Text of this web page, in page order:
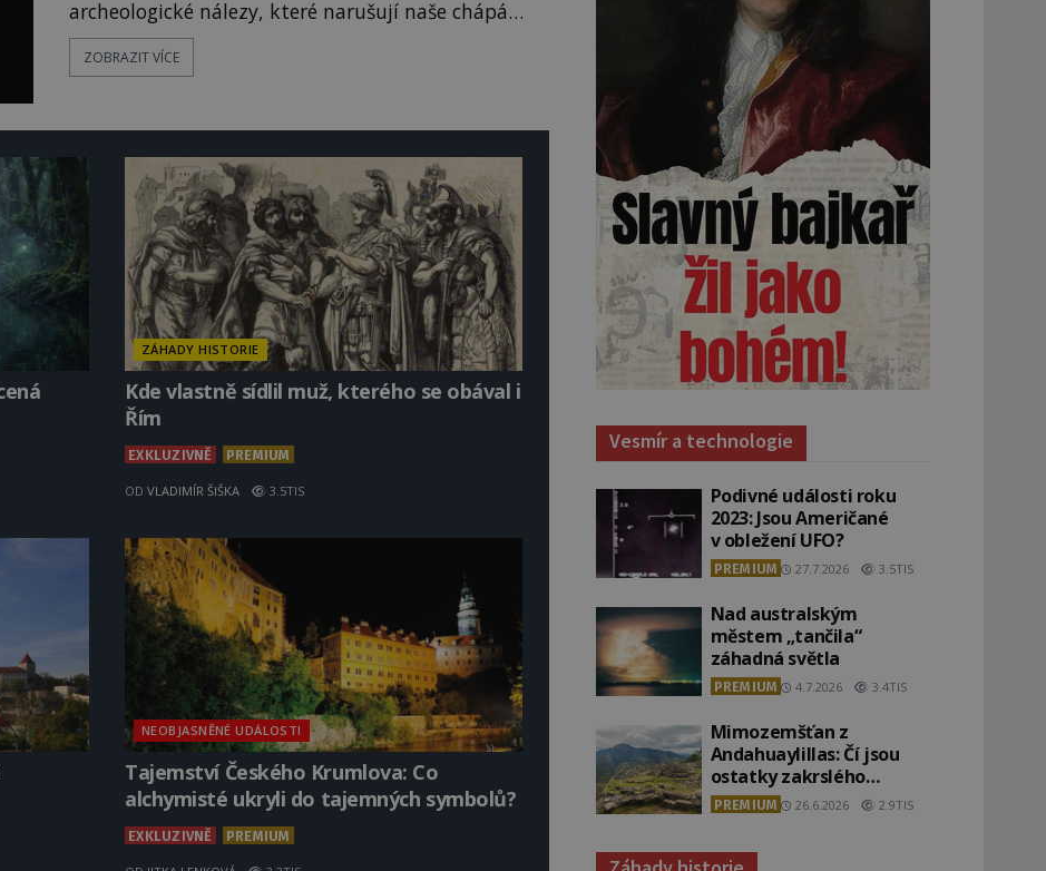
archeologické nálezy, které narušují naše chápání
minulosti. V Londýně se lovci duchů vydávají po
stopách Jacka Rozparovače, zatímco v Cornwallu
Gazette )
ZOBRAZIT VÍCE
ZÁHADY HISTORIE
Kde vlastně sídlil muž, kterého se obával i
Řím
EXKLUZIVNĚ PREMIUM
OD VLADIMÍR ŠIŠKA 3.5TIS
NEOBJASNĚNÉ UDÁLOSTI
Tajemství Českého Krumlova: Co
alchymisté ukryli do tajemných symbolů?
EXKLUZIVNĚ PREMIUM
Vesmír a technologie
Podivné události roku
2023: Jsou Američané
v obležení UFO?
PREMIUM 27.7.2026 3.5TIS
Nad australským
městem „tančila“
záhadná světla
PREMIUM 4.7.2026 3.4TIS
Mimozemšťan z
Andahuaylillas: Čí jsou
ostatky zakrslého
stvoření s ohromnou
lebkou?
PREMIUM 26.6.2026 2.9TIS